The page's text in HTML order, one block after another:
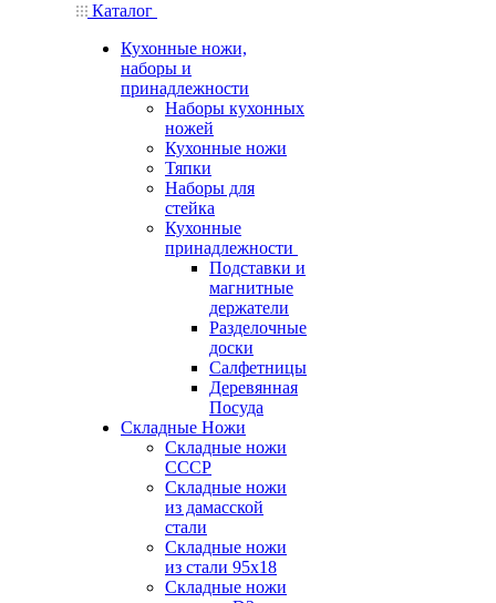
Каталог
Кухонные ножи,
наборы и
принадлежности
Наборы кухонных
ножей
Кухонные ножи
Тяпки
Наборы для
стейка
Кухонные
принадлежности
Подставки и
магнитные
держатели
Разделочные
доски
Салфетницы
Деревянная
Посуда
Складные Ножи
Cкладные ножи
СССР
Складные ножи
из дамасской
стали
Складные ножи
из стали 95х18
Складные ножи